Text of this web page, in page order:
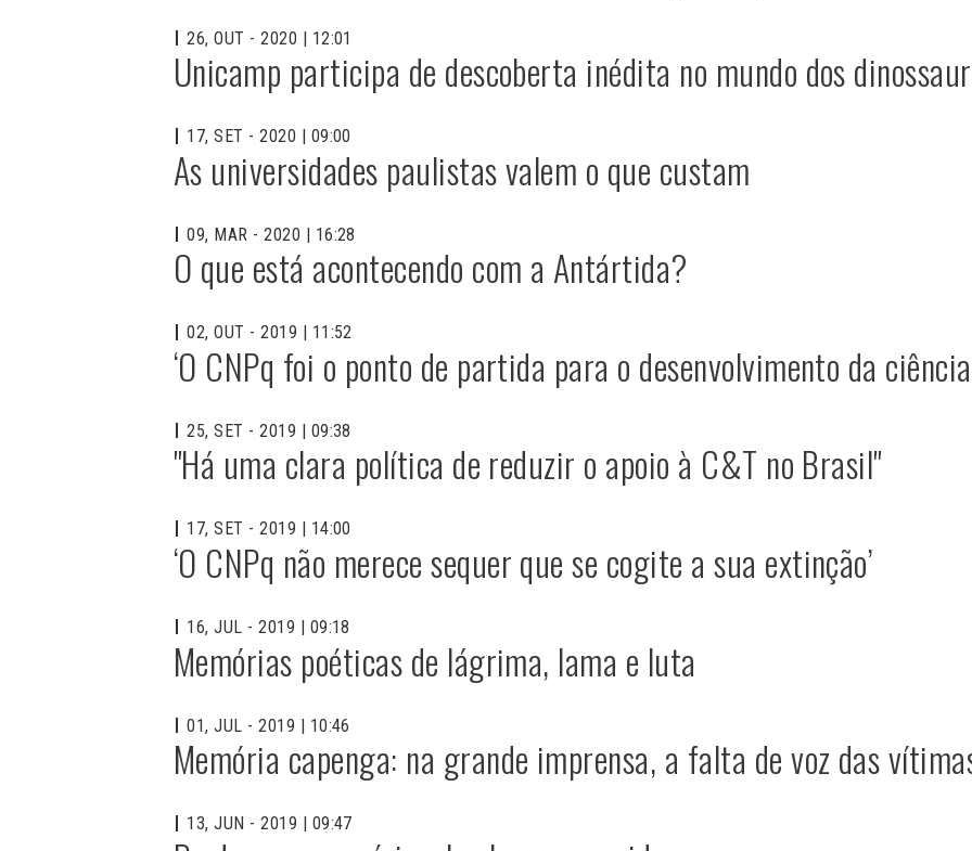
26, OUT - 2020 | 12:01
Unicamp participa de descoberta inédita no mundo dos
17, SET - 2020 | 09:00
As universidades paulistas valem o que custam
09, MAR - 2020 | 16:28
O que está acontecendo com a Antártida?
02, OUT - 2019 | 11:52
‘O CNPq foi o ponto de partida para o desenvolvimento da
25, SET - 2019 | 09:38
"Há uma clara política de reduzir o apoio à C&T no Brasil"
17, SET - 2019 | 14:00
‘O CNPq não merece sequer que se cogite a sua extinção’
16, JUL - 2019 | 09:18
Memórias poéticas de lágrima, lama e luta
01, JUL - 2019 | 10:46
Memória capenga: na grande imprensa, a falta de voz das
13, JUN - 2019 | 09:47